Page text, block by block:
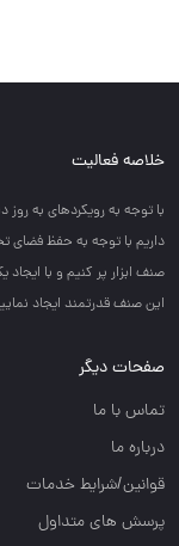
خلاصه فعالیت
با توجه به رويكردهاي به
داريم با توجه به حفظ فضاي
صنف ابزار پر كنيم و با
اين صنف قدرتمند ايجاد نماييم. کد
صفحات دیگر
تماس با ما
درباره ما
قوانین/شرایط خدمات
پرسش های متداول